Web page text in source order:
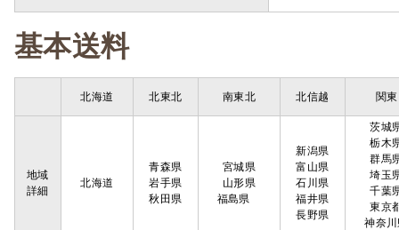
基本送料
北海道 北東北 南東北 北信越 関東
地域
詳細
北海道
青森県
岩手県
秋田県
宮城県
山形県
福島県
新潟県
富山県
石川県
福井県
長野県
茨城
栃木
群馬
埼玉
千葉
東京
神奈